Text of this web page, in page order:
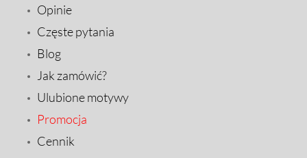
Opinie
Częste pytania
Blog
Jak zamówić?
Ulubione motywy
Promocja
Cennik